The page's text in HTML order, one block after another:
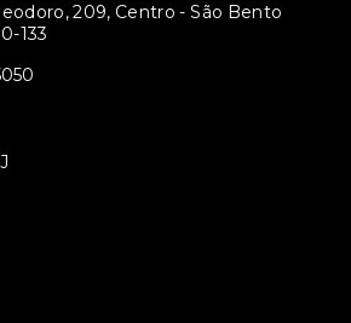
209, Centro - São Bento
133